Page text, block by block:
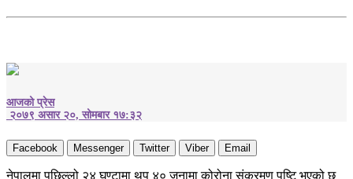
आजको प्रेस
२०७९ असार २०, सोमबार १७:३२
Facebook Messenger Twitter Viber Email
नेपालमा पछिल्लो २४ घण्टामा थप ४० जनामा कोरोना संक्रमण पुष्टि भएको छ